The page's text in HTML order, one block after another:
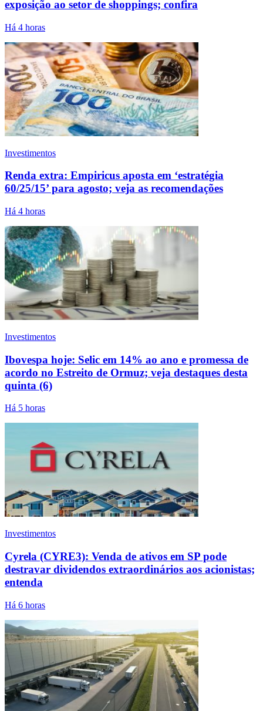
exposição ao setor de shoppings; confira
Há 4 horas
Investimentos
Renda extra: Empiricus aposta em ‘estratégia
60/25/15’ para agosto; veja as recomendações
Há 4 horas
Investimentos
Ibovespa hoje: Selic em 14% ao ano e promessa de
acordo no Estreito de Ormuz; veja destaques desta
quinta (6)
Há 5 horas
Investimentos
Cyrela (CYRE3): Venda de ativos em SP pode
destravar dividendos extraordinários aos acionistas;
entenda
Há 6 horas